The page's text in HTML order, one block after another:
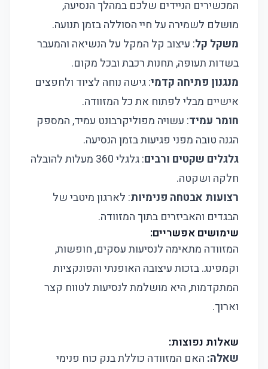
המכשירים הניידים שלכם במהלך הנסיעה,
מושלם לשמירה על חיי הסוללה בזמן תנועה.
משקל קל: עיצוב קל המקל על הנשיאה והמעבר
בשדות תעופה, תחנות רכבת ובכל מקום.
מנגנון פתיחה קדמי: גישה נוחה לציוד ולחפצים
אישיים מבלי לפתוח את כל המזוודה.
חומר עמיד: עשויה מפוליקרבונט עמיד, המספק
הגנה טובה מפני פגיעות בזמן הנסיעה.
גלגלים שקטים ורבים
: גלגלי 360 מעלות להובלה
חלקה ושקטה.
רצועות אבטחה פנימיות: לארגון מיטבי של
הבגדים והאביזרים בתוך המזוודה.
שימושים אפשריים:
המזוודה מתאימה לנסיעות עסקים, חופשות,
וקמפינג. בזכות עיצובה האופנתי והפונקציות
המתקדמות, היא מושלמת לנסיעות לטווח קצר
וארוך.
שאלות נפוצות:
שאלה: האם המזוודה כוללת בנק כוח פנימי